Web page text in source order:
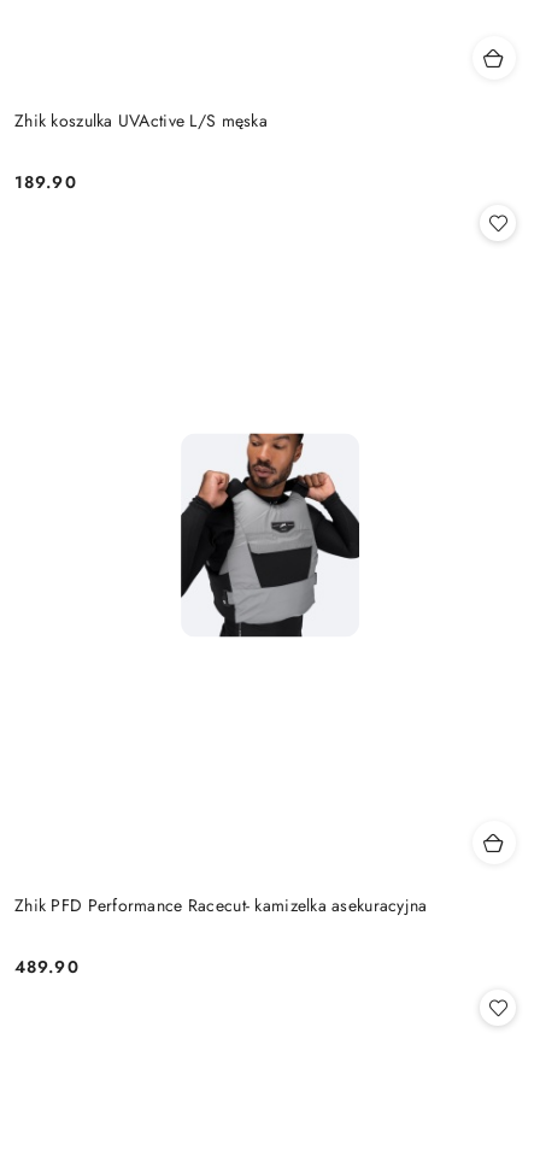
Zhik koszulka UVActive L/S męska
Cena:
189.90
Zhik PFD Performance Racecut- kamizelka asekuracyjna
Cena:
489.90